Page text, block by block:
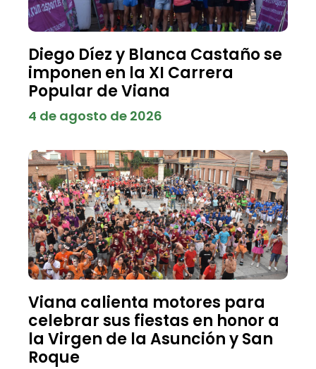
Diego Díez y Blanca Castaño se
imponen en la XI Carrera
Popular de Viana
4 de agosto de 2026
Viana calienta motores para
celebrar sus fiestas en honor a
la Virgen de la Asunción y San
Roque